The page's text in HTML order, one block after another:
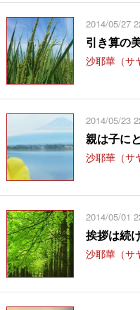
2014/05/27
引き算の
沙耶華（サ
2014/05/23
親は子に
沙耶華（サ
2014/05/01
挨拶は続
沙耶華（サ